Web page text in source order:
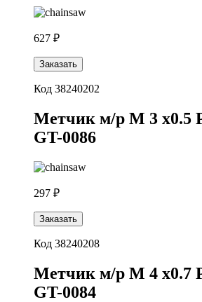
627 ₽
Заказать
Код 38240202
Метчик м/р М 3 х0.5
GT-0086
297 ₽
Заказать
Код 38240208
Метчик м/р М 4 х0.7
GT-0084